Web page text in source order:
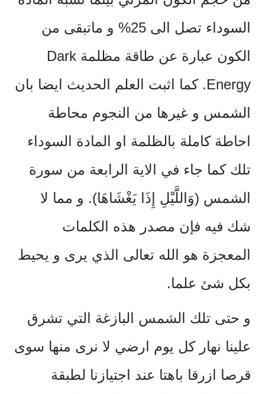
السوداء تصل الى 25% و ماتبقى من
الكون عبارة عن طاقة مظلمة Dark
Energy. كما اثبت العلم الحديث ايضا بان
الشمس و غيرها من النجوم محاطة
احاطة كاملة بالظلمة او المادة السوداء
تلك كما جاء في الاية الرابعة من سورة
الشمس (وَاللَّيْلِ إِذَا يَغْشَاهَا). و مما لا
شك فيه فإن مصدر هذه الكلمات
المعجزة هو الله تعالى الذي يرى و يحيط
بكل شئ علما.
و حتى تلك الشمس البازغة التي تشرق
علينا نهار كل يوم ارضي لا نرى منها سوى
قرصا ازرقا باهتا عند اجتيازنا لطبقة